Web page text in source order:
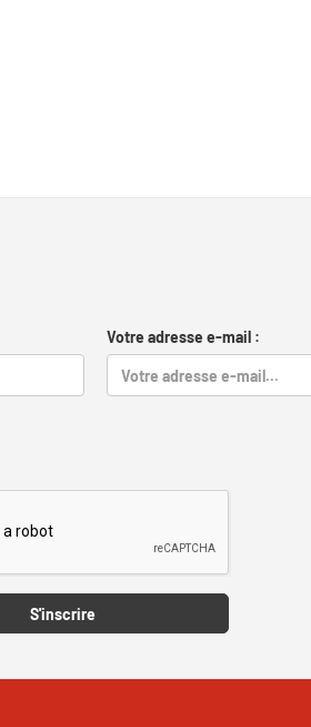
Votre adresse e-mail :
S'inscrire